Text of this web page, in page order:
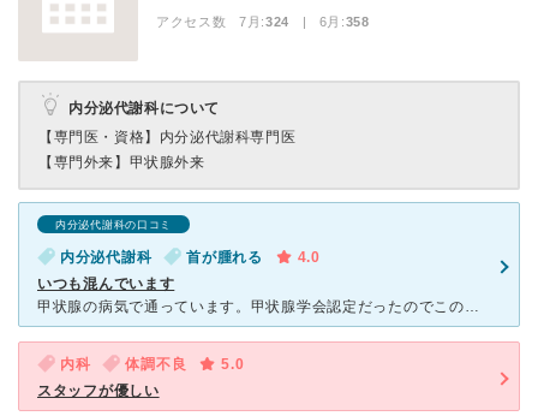
アクセス数 7月:324 | 6月:358
内分泌代謝科について
【専門医・資格】 内分泌代謝科専門医
【専門外来】 甲状腺外来
内分泌代謝科の口コミ
内分泌代謝科 首が腫れる
4.0
いつも混んでいます
甲状腺の病気で通っています。甲状腺学会認定だったのでこの病院に決めたのですが、いろんな科があることもあってか、いつも混んでいます。 ☆が１つマイナスなのは、最初は血液検査にエコーもしたのですが、あと
内科 体調不良
5.0
スタッフが優しい